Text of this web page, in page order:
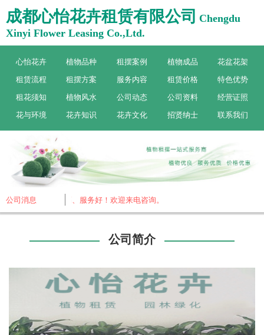
成都心怡花卉租赁有限公司 Chengdu
Xinyi Flower Leasing Co.,Ltd.
心怡花卉 植物品种 租摆案例 植物成品
花盆花架
租赁流程
租摆方案 服务内容 租赁价格
特色优势
租花须知
植物风水 公司动态 公司资料
经营证照
花与环境
花卉知识 花卉文化 招贤纳士 联系我们
公司消息
术沉淀，品质高、服务好！欢迎来电咨询。
公司简介